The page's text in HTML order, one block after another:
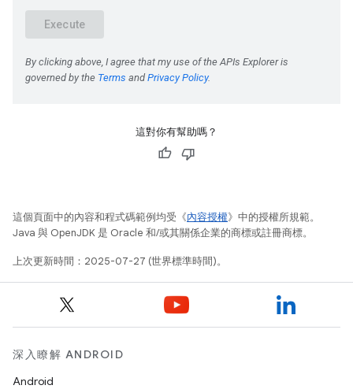
這對你有幫助嗎？
這個頁面中的內容和程式碼範例均受《內容授權》中的授權所規範。
Java 與 OpenJDK 是 Oracle 和/或其關係企業的商標或註冊商標。
上次更新時間：2025-07-27 (世界標準時間)。
深入瞭解 ANDROID
Android